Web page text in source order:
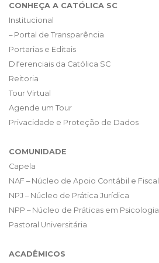
CONHEÇA A CATÓLICA SC
Institucional
– Portal de Transparência
Portarias e Editais
Diferenciais da Católica SC
Reitoria
Tour Virtual
Agende um Tour
Privacidade e Proteção de Dados
COMUNIDADE
Capela
NAF – Núcleo de Apoio Contábil e Fiscal
NPJ – Núcleo de Prática Jurídica
NPP – Núcleo de Práticas em Psicologia
Pastoral Universitária
ACADÊMICOS